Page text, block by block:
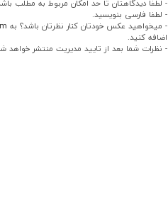
- لطفا دیدگاهتان تا حد امکان مربوط به مطلب
- لطفا فارسی بنویسید.
- میخواهید عکس خودتان کنار نظرتان باشد؟ به
اضافه کنید.
- نظرات شما بعد از تایید مدیریت منتشر خواهد